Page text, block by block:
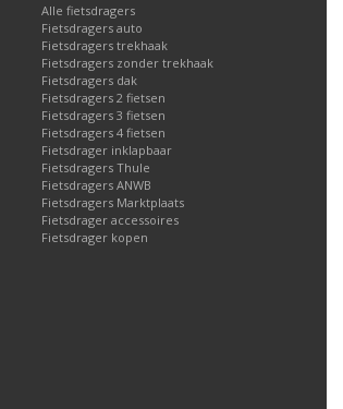
Alle fietsdragers
Fietsdragers auto
Fietsdragers trekhaak
Fietsdragers zonder trekhaak
Fietsdragers dak
Fietsdragers 2 fietsen
Fietsdragers 3 fietsen
Fietsdragers 4 fietsen
Fietsdrager inklapbaar
Fietsdragers Thule
Fietsdragers ANWB
Fietsdragers Marktplaats
Fietsdrager accessoires
Fietsdrager kopen